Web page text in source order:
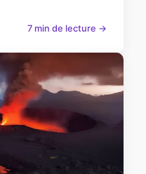
7 min de lecture →